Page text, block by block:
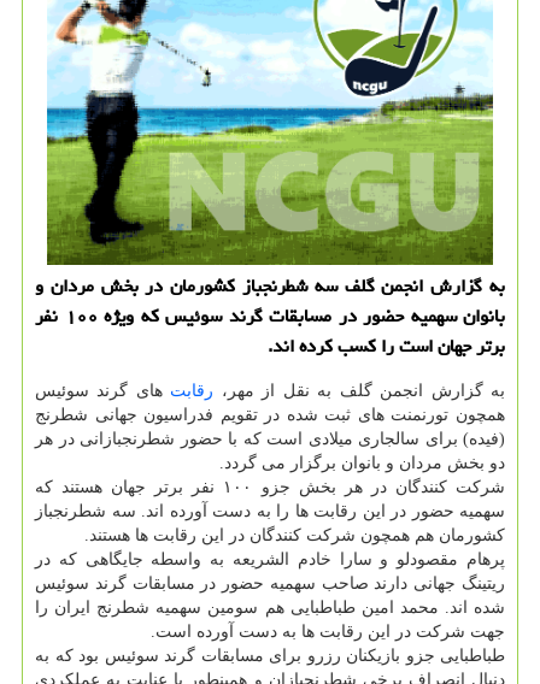
به گزارش انجمن گلف سه شطرنجباز کشورمان در بخش مردان و
بانوان سهمیه حضور در مسابقات گرند سوئیس که ویژه ۱۰۰ نفر
برتر جهان است را کسب کرده اند.
به گزارش انجمن گلف به نقل از مهر، رقابت های گرند سوئیس
همچون تورنمنت های ثبت شده در تقویم فدراسیون جهانی شطرنج
(فیده) برای سالجاری میلادی است که با حضور شطرنجبازانی در هر
دو بخش مردان و بانوان برگزار می گردد.
شرکت کنندگان در هر بخش جزو ۱۰۰ نفر برتر جهان هستند که
سهمیه حضور در این رقابت ها را به دست آورده اند. سه شطرنجباز
کشورمان هم همچون شرکت کنندگان در این رقابت ها هستند.
پرهام مقصودلو و سارا خادم الشریعه به واسطه جایگاهی که در
ریتینگ جهانی دارند صاحب سهمیه حضور در مسابقات گرند سوئیس
شده اند. محمد امین طباطبایی هم سومین سهمیه شطرنج ایران را
جهت شرکت در این رقابت ها به دست آورده است.
طباطبایی جزو بازیکنان رزرو برای مسابقات گرند سوئیس بود که به
دنبال انصراف برخی شطرنجبازان و همینطور با عنایت به عملکردی